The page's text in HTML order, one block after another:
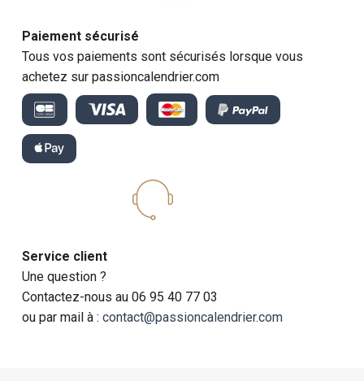
Paiement sécurisé
Tous vos paiements sont sécurisés lorsque vous
achetez sur passioncalendrier.com
Service client
Une question ?
Contactez-nous au 06 95 40 77 03
ou par mail à :contact@passioncalendrier.com